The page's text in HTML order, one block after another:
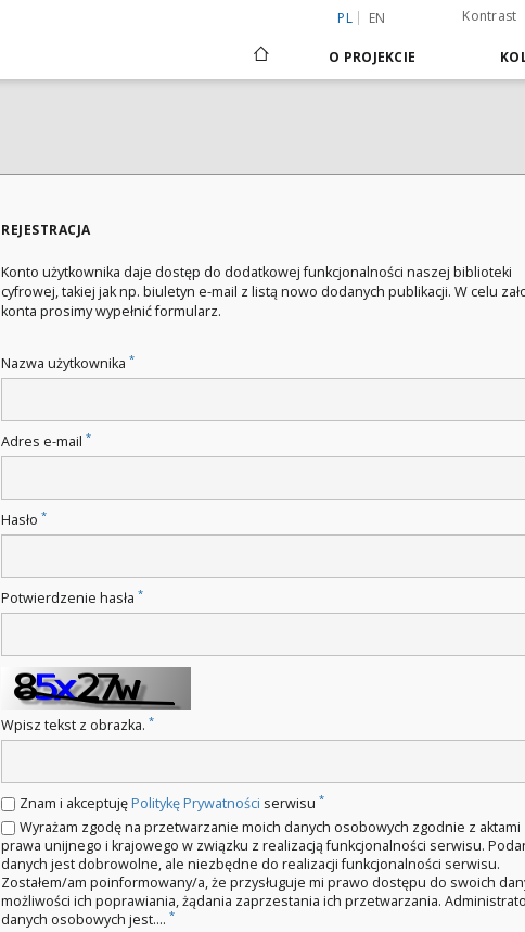
PL EN Kontrast
O PROJEKCIE
REJESTRACJA
Konto użytkownika daje dostęp do dodatkowej funkcjonalności naszej biblioteki
cyfrowej, takiej jak np. biuletyn e-mail z listą nowo dodanych publikacji. W celu
konta prosimy wypełnić formularz.
Nazwa użytkownika *
Adres e-mail *
Hasło *
Potwierdzenie hasła *
Wpisz tekst z obrazka. *
Znam i akceptujęPolitykę Prywatności serwisu *
Wyrażam zgodę na przetwarzanie moich danych osobowych zgodnie z aktami
prawa unijnego i krajowego w związku z realizacją funkcjonalności serwisu.
danych jest dobrowolne, ale niezbędne do realizacji funkcjonalności serwisu.
Zostałem/am poinformowany/a, że przysługuje mi prawo dostępu do swoich
możliwości ich poprawiania, żądania zaprzestania ich przetwarzania.
danych osobowych jest.... *